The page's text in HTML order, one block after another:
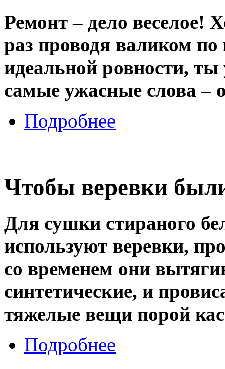
Ремонт – дело веселое!
раз проводя валиком по
идеальной ровности, ты
самые ужасные слова –
Подробнее
Чтобы веревки
Для сушки стираного
используют веревки,
со временем они
синтетические, и
тяжелые вещи порой
Подробнее